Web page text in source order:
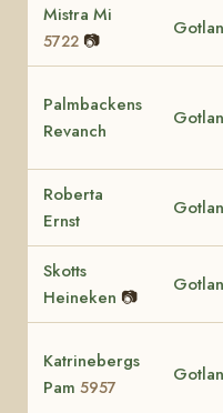
Mistra Mi
5722 📷
Palmbackens
Revanch
Roberta
Ernst
Skotts
Heineken 📷
Katrinebergs
Pam 5957